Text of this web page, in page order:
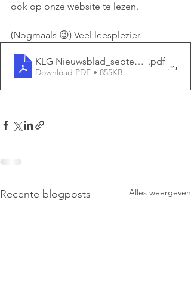
ook op onze website te lezen.
(Nogmaals 😉) Veel leesplezier.
KLG Nieuwsblad_september 2025_
.pdf
Download PDF • 855KB
Recente blogposts Alles weergeven